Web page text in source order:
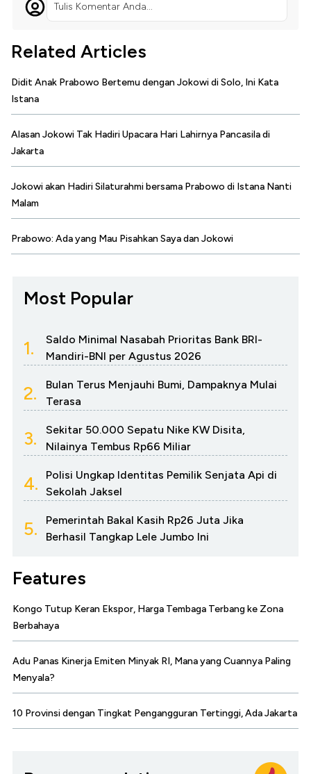
Tulis Komentar Anda...
Related Articles
Didit Anak Prabowo Bertemu dengan Jokowi di Solo, Ini Kata
Istana
Alasan Jokowi Tak Hadiri Upacara Hari Lahirnya Pancasila di
Jakarta
Jokowi akan Hadiri Silaturahmi bersama Prabowo di Istana Nanti
Malam
Prabowo: Ada yang Mau Pisahkan Saya dan Jokowi
Most Popular
1.
Saldo Minimal Nasabah Prioritas Bank BRI-
Mandiri-BNI per Agustus 2026
2.
Bulan Terus Menjauhi Bumi, Dampaknya Mulai
Terasa
3.
Sekitar 50.000 Sepatu Nike KW Disita,
Nilainya Tembus Rp66 Miliar
4.
Polisi Ungkap Identitas Pemilik Senjata Api di
Sekolah Jaksel
5.
Pemerintah Bakal Kasih Rp26 Juta Jika
Berhasil Tangkap Lele Jumbo Ini
Features
Kongo Tutup Keran Ekspor, Harga Tembaga Terbang ke Zona
Berbahaya
Adu Panas Kinerja Emiten Minyak RI, Mana yang Cuannya Paling
Menyala?
10 Provinsi dengan Tingkat Pengangguran Tertinggi, Ada Jakarta